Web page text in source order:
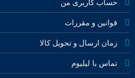
حساب کاربری من
قوانین و مقررات
زمان ارسال و تحویل کالا
تماس با لیلیوم